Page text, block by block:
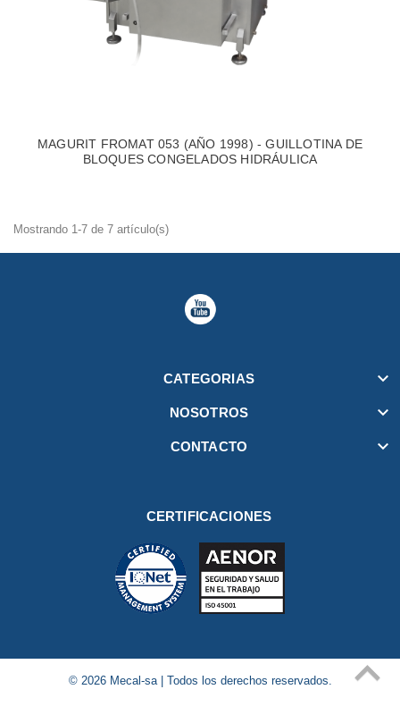
MAGURIT FROMAT 053 (AÑO 1998) - GUILLOTINA DE
BLOQUES CONGELADOS HIDRÁULICA
Mostrando 1-7 de 7 artículo(s)
CATEGORIAS 
NOSOTROS 
CONTACTO 
CERTIFICACIONES